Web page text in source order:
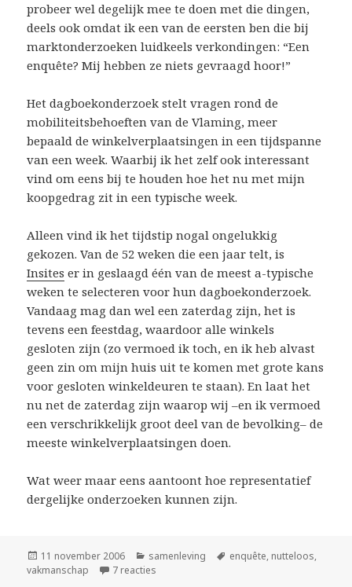
probeer wel degelijk mee te doen met die dingen,
deels ook omdat ik een van de eersten ben die bij
marktonderzoeken luidkeels verkondingen: “Een
enquête? Mij hebben ze niets gevraagd hoor!”
Het dagboekonderzoek stelt vragen rond de
mobiliteitsbehoeften van de Vlaming, meer
bepaald de winkelverplaatsingen in een tijdspanne
van een week. Waarbij ik het zelf ook interessant
vind om eens bij te houden hoe het nu met mijn
koopgedrag zit in een typische week.
Alleen vind ik het tijdstip nogal ongelukkig
gekozen. Van de 52 weken die een jaar telt, is
Insites er in geslaagd één van de meest a-typische
weken te selecteren voor hun dagboekonderzoek.
Vandaag mag dan wel een zaterdag zijn, het is
tevens een feestdag, waardoor alle winkels
gesloten zijn (zo vermoed ik toch, en ik heb alvast
geen zin om mijn huis uit te komen met grote kans
voor gesloten winkeldeuren te staan). En laat het
nu net de zaterdag zijn waarop wij –en ik vermoed
een verschrikkelijk groot deel van de bevolking– de
meeste winkelverplaatsingen doen.
Wat weer maar eens aantoont hoe representatief
dergelijke onderzoeken kunnen zijn.
Geplaatst
op
11 november 2006 Categorieën
samenleving Tags
enquête, nutteloos,
vakmanschap
7 reacties